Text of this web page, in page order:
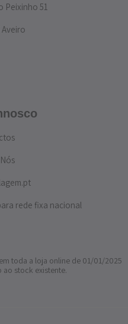
Peixinho 51
rede fixa nacional
toda a loja online de 01/01/2025
ao stock existente.